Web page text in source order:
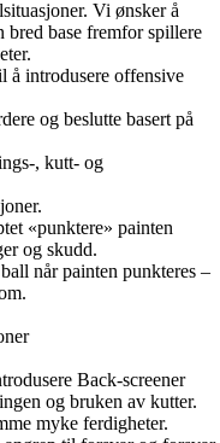
Vi ønsker å
bred base fremfor spillere
å introdusere offensive
og beslutte basert på
, kutt- og
«punktere» painten
og skudd.
når painten punkteres –
Back-screener
og bruken av kutter.
myke ferdigheter.